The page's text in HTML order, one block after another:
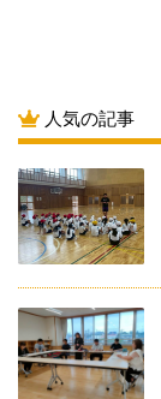
人気の記事